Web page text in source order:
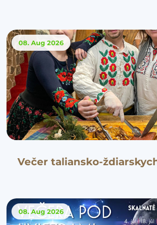
08. Aug 2026
Večer taliansko-
08. Aug 2026